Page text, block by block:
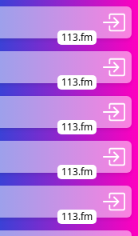
113.fm
113.fm
113.fm
113.fm
113.fm